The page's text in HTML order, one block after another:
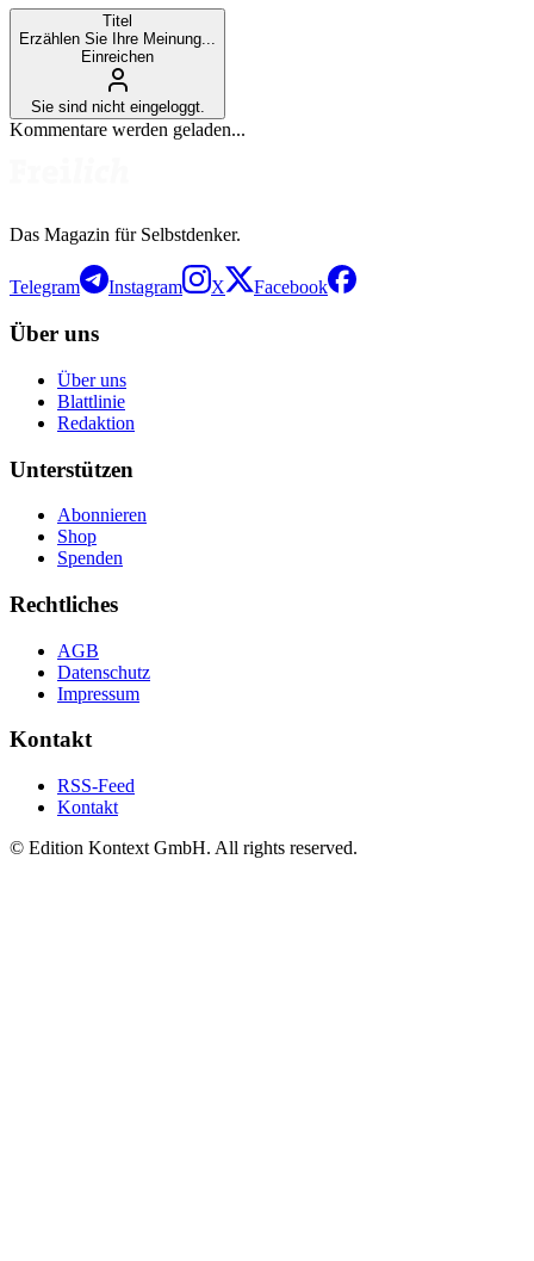
Titel
Erzählen Sie Ihre Meinung...
Einreichen
Sie sind nicht eingeloggt.
Kommentare werden geladen...
Das Magazin für Selbstdenker.
Telegram Instagram X Facebook
Über uns
Über uns
Blattlinie
Redaktion
Unterstützen
Abonnieren
Shop
Spenden
Rechtliches
AGB
Datenschutz
Impressum
Kontakt
RSS-Feed
Kontakt
© Edition Kontext GmbH. All rights reserved.